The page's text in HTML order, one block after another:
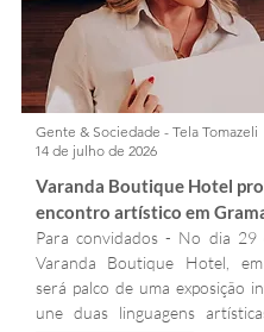
A aplicação prática é imediata.
o efeito de cada cor no
pessoa compreende como as
certas trazem mais vivacidade
identidade individual de
Gente & Sociedade - Tela Tomazeli
14 de julho de 2026
Varanda Boutique Hotel
encontro artístico em
Para convidados - No dia 29
Varanda Boutique Hotel, em
será palco de uma exposição
une duas linguagens